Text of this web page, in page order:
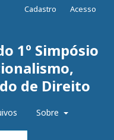
1º Simpósio
de Direito
Sobre
Cadastro Acesso